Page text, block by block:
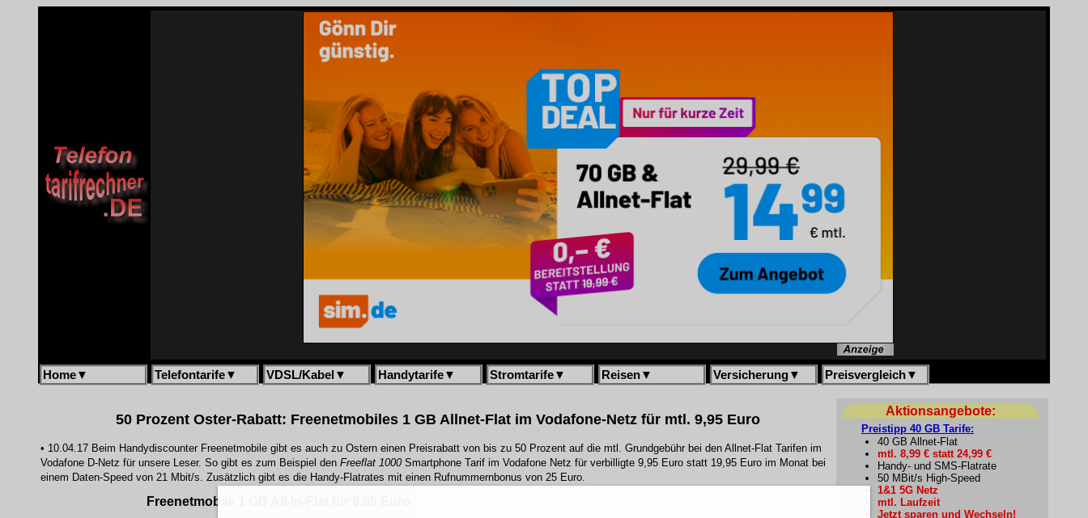
Home▼ Telefontarife▼ VDSL/Kabel ▼ Handytarife▼ Stromtarife▼ Reisen▼ Versicherung▼ Preisvergleich▼
50 Prozent Oster-Rabatt: Freenetmobiles 1 GB Allnet-Flat im Vodafone-Netz für mtl. 9,95 Euro
• 10.04.17 Beim Handydiscounter Freenetmobile gibt es auch zu Ostern einen Preisrabatt von bis zu 50 Prozent auf die mtl. Grundgebühr bei den Allnet-Flat Tarifen im
Vodafone D-Netz für unsere Leser. So gibt es zum Beispiel den Freeflat 1000 Smartphone Tarif im Vodafone Netz für verbilligte 9,95 Euro statt 19,95 Euro im Monat bei
einem Daten-Speed von 21 Mbit/s. Zusätzlich gibt es die Handy-Flatrates mit einen Rufnummernbonus von 25 Euro.
Freenetmobile 1 GB All-In-Flat für 9,95 Euro
Aktionsangebote:
Preistipp 40 GB Tarife:
40 GB Allnet-Flat
mtl. 8,99 € statt 24,99 €
Handy- und SMS-Flatrate
50 MBit/s High-Speed
1&1 5G Netz
mtl. Laufzeit
Jetzt sparen und Wechseln!